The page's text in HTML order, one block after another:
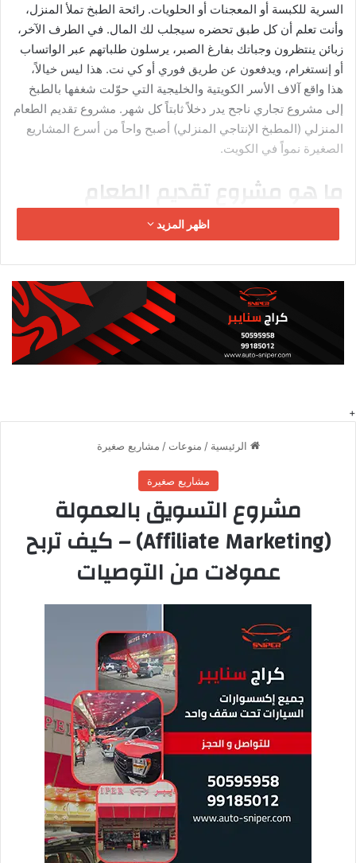
السرية للكبسة أو المعجنات أو الحلويات. رائحة الطبخ تملأ المنزل،
وأنت تعلم أن كل طبق تحضره سيجلب لك المال. في الطرف الآخر،
زبائن ينتظرون وجباتك بفارغ الصبر، يرسلون طلباتهم عبر الواتساب
أو إنستغرام، ويدفعون عن طريق فوري أو كي نت. هذا ليس خيالاً،
هذا واقع آلاف الأسر الكويتية والخليجية التي حوّلت شغفها بالطبخ
إلى مشروع تجاري ناجح يدر دخلاً ثابتاً كل شهر. مشروع تقديم الطعام
المنزلي (المطبخ الإنتاجي المنزلي) أصبح واحاً من أسرع المشاريع
الصغيرة نمواً في الكويت.
ما هو مشروع تقديم الطعام
المنزلي؟
مشروع تقديم الطعام المنزلي هو مشروع صغير يعتمد على تحضير
وطهي الأطعمة في مطبخ منزلك وبيعها للآخرين. ببساطة، أنت
تستخدم مهاراتك في الطبخ والخبز وإعداد الحلويات لإنتاج وجبات
ومواد غذائية تبيعها للجمهور عبر قنوات التواصل الاجتماعي أو
قانونية بموجب شروط معينة من بلدية الكويت ووزارة الصحة، مما
سنوات. كنت أحضر الكيك والمعمول
لأهلي وأصدقائي. شجعوني على البيع،
واليوم عندي أكثر من 50 طلباً أسبوعياً
ودخلي الشهري يتجاوز 1200 دينار.
المطبخ هو مملكتي الصغيرة.”
اظهر المزيد